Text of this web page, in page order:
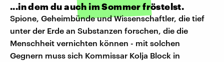
...in dem du auch im Sommer fröstelst.
Spione, Geheimbünde und Wissenschaftler, die tief
unter der Erde an Substanzen forschen, die die
Menschheit vernichten können - mit solchen
Gegnern muss sich Kommissar Kolja Block in